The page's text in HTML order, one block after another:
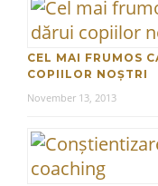
CEL MAI FRUMOS
COPIILOR NOȘTRI
November 13, 2013